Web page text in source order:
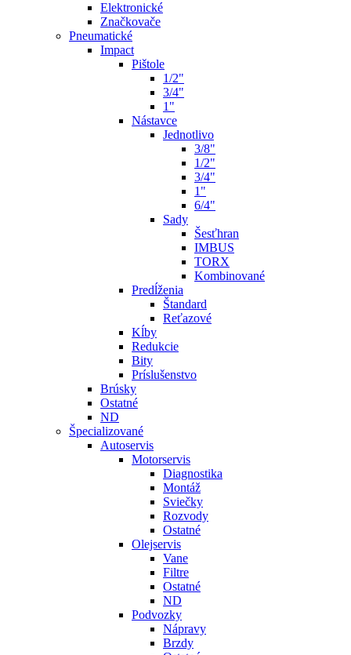
Elektronické
Značkovače
Pneumatické
Impact
Pištole
1/2"
3/4"
1"
Nástavce
Jednotlivo
3/8"
1/2"
3/4"
1"
6/4"
Sady
Šesťhran
IMBUS
TORX
Kombinované
Predĺženia
Štandard
Reťazové
Kĺby
Redukcie
Bity
Príslušenstvo
Brúsky
Ostatné
ND
Špecializované
Autoservis
Motorservis
Diagnostika
Montáž
Sviečky
Rozvody
Ostatné
Olejservis
Vane
Filtre
Ostatné
ND
Podvozky
Nápravy
Brzdy